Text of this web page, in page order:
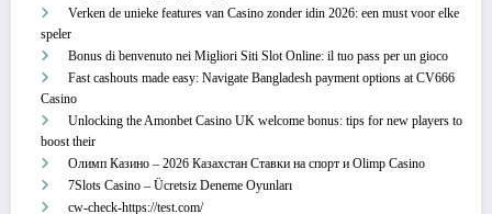
Verken de unieke features van Casino zonder idin 2026: een must voor elke
speler
Bonus di benvenuto nei Migliori Siti Slot Online: il tuo pass per un gioco
Fast cashouts made easy: Navigate Bangladesh payment options at CV666
Casino
Unlocking the Amonbet Casino UK welcome bonus: tips for new players to
boost their
Олимп Казино – 2026 Казахстан Ставки на спорт и Olimp Casino
7Slots Casino – Ücretsiz Deneme Oyunları
cw-check-https://test.com/